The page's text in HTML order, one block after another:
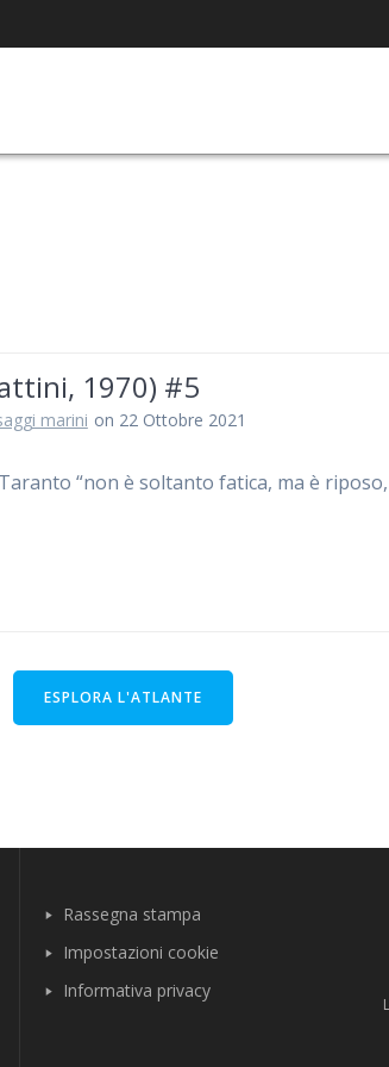
1970) #5
marini on 22 Ottobre 2021
“non è soltanto fatica, ma è
ESPLORA L'ATLANTE
Rassegna stampa
Impostazioni cookie
Informativa privacy